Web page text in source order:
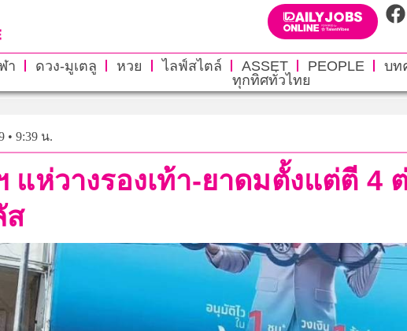
า ดวง-มูเตลู หวย ไลฟ์สไตล์ ASSET PEOPLE บท
ทุกทิศทั่วไทย
• 9:39 น.
ห่วางรองเท้า-ยาดมตั้งแต่ตี 4
ส